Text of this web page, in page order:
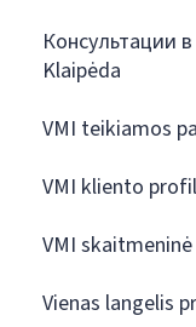
Консультации
Klaipėda
VMI teikiamos
VMI kliento
VMI
Vienas langelis